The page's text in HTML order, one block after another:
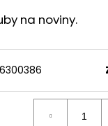
na noviny.